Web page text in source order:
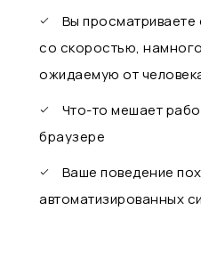
Вы просматриваете
со скоростью,
ожидаемую от
Что-то мешает
браузере
Ваше поведение
автоматизированных